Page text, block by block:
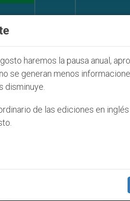
ONU se
Árbol’
haremos la pausa anual,
se generan menos
disminuye.
de las ediciones en